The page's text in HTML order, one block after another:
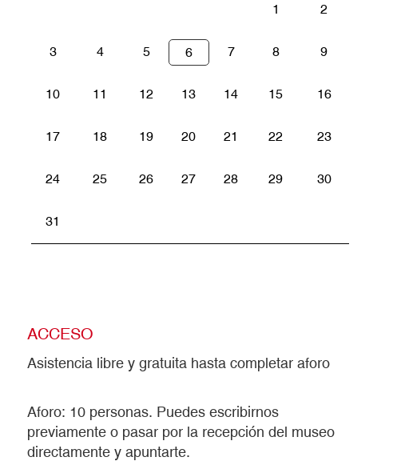
1 2
3 4 5 6 7 8 9
10 11 12 13 14 15 16
17 18 19 20 21 22 23
24 25 26 27 28 29 30
31
ACCESO
Asistencia libre y gratuita hasta completar aforo
Aforo: 10 personas. Puedes escribirnos
previamente o pasar por la recepción del museo
directamente y apuntarte.